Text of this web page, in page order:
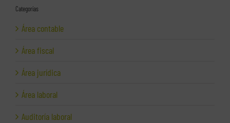
Categorías
Área contable
Área fiscal
Área jurídica
Área laboral
Auditoría laboral